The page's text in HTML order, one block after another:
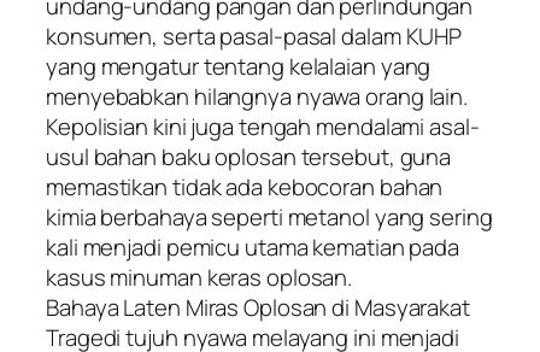
konsumen, serta pasal-pasal dalam KUHP
yang mengatur tentang kelalaian yang
menyebabkan hilangnya nyawa orang lain.
Kepolisian kini juga tengah mendalami asal-
usul bahan baku oplosan tersebut, guna
memastikan tidak ada kebocoran bahan
kimia berbahaya seperti metanol yang sering
kali menjadi pemicu utama kematian pada
kasus minuman keras oplosan.
​Bahaya Laten Miras Oplosan di Masyarakat
​Tragedi tujuh nyawa melayang ini menjadi